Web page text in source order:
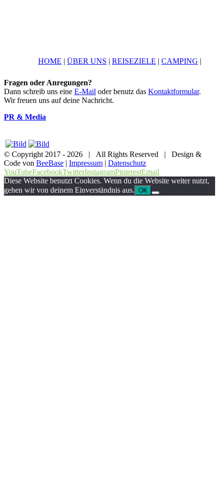
HOME | ÜBER UNS | REISEZIELE | CAMPING |
Fragen oder Anregungen?
Dann schreib uns eine E-Mail oder benutz das Kontaktformular.
Wir freuen uns auf deine Nachricht.
PR & Media
© Copyright 2017 - 2026 | All Rights Reserved | Design &
Code von BeeBase | Impressum | Datenschutz
YouTubeFacebookTwitterInstagramPinterestEmail
Diese Website benutzt Cookies. Wenn du die Website weiter nutzt,
gehen wir von deinem Einverständnis aus. OK